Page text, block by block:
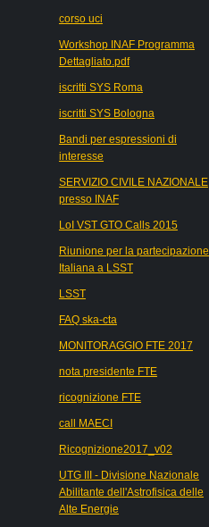
corso uci
Workshop INAF Programma
Dettagliato.pdf
iscritti SYS Roma
iscritti SYS Bologna
Bandi per espressioni di
interesse
SERVIZIO CIVILE NAZIONALE
presso INAF
LoI VST GTO Calls 2015
Riunione per la partecipazione
Italiana a LSST
LSST
FAQ ska-cta
MONITORAGGIO FTE 2017
nota presidente FTE
ricognizione FTE
call MAECI
Ricognizione2017_v02
UTG III - Divisione Nazionale
Abilitante dell'Astrofisica delle
Alte Energie